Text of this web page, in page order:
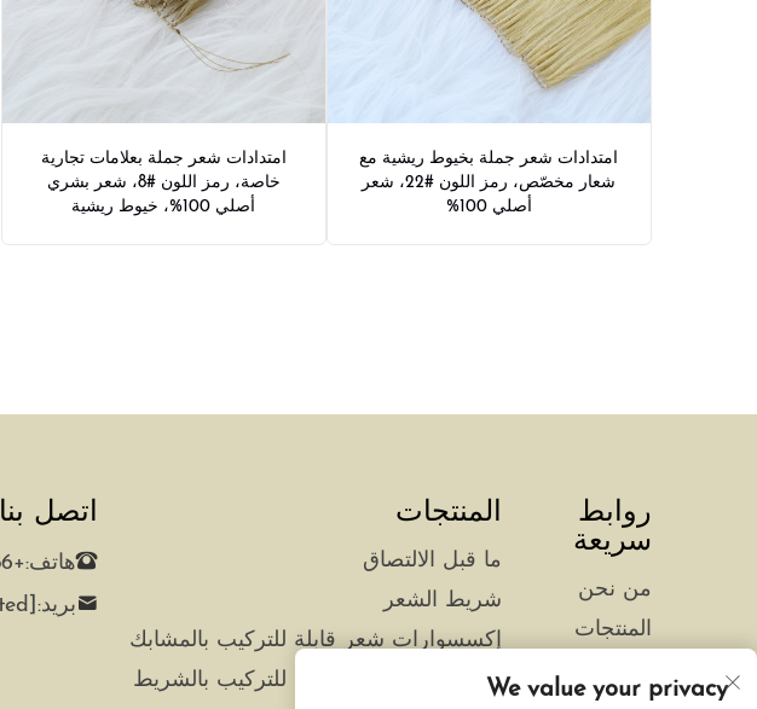
امتدادات شعر جملة بخيوط ريشية مع
شعار مخصّص، رمز اللون #22، شعر
أصلي 100%
امتدادات شعر جملة بعلامات تجارية
خاصة، رمز اللون #8، شعر بشري
أصلي 100%، خيوط ريشية
روابط
سريعة
من نحن
المنتجات
المنتجات
ما قبل الالتصاق
شريط الشعر
إكسسوارات شعر قابلة للتركيب بالمشابك
إكسسوارات شعر قابلة للتركيب بالشريط
اتصل بنا
هاتف:+86-13573866171
بريد:
We value your privacy